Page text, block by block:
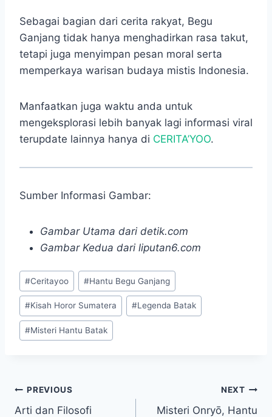
Sebagai bagian dari cerita rakyat, Begu
Ganjang tidak hanya menghadirkan rasa takut,
tetapi juga menyimpan pesan moral serta
memperkaya warisan budaya mistis Indonesia.
Manfaatkan juga waktu anda untuk
mengeksplorasi lebih banyak lagi informasi viral
terupdate lainnya hanya di CERITA’YOO.
Sumber Informasi Gambar:
Gambar Utama dari detik.com
Gambar Kedua dari liputan6.com
Post
Tags:
#Ceritayoo #Hantu Begu Ganjang
#Kisah Horor Sumatera #Legenda Batak
#Misteri Hantu Batak
Navigasi
PREVIOUS
Arti dan Filosofi
NEXT
Misteri Onryō, Hantu